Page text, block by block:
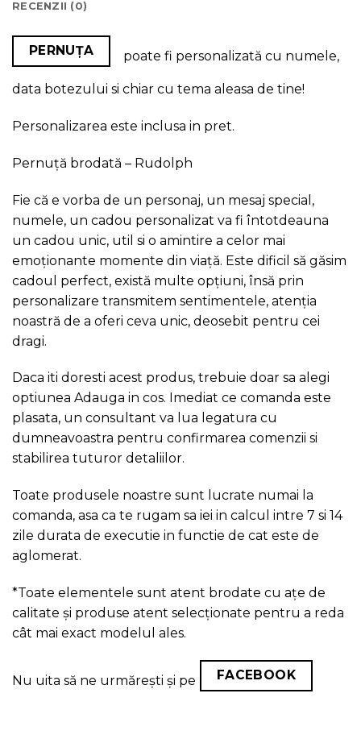
RECENZII (0)
PERNUȚA poate fi personalizată cu numele,
data botezului si chiar cu tema aleasa de tine!
Personalizarea este inclusa in pret.
Pernuță brodată – Rudolph
Fie că e vorba de un personaj, un mesaj special,
numele, un cadou personalizat va fi întotdeauna
un cadou unic, util si o amintire a celor mai
emoționante momente din viață. Este dificil să găsim
cadoul perfect, există multe opțiuni, însă prin
personalizare transmitem sentimentele, atenția
noastră de a oferi ceva unic, deosebit pentru cei
dragi.
Daca iti doresti acest produs, trebuie doar sa alegi
optiunea Adauga in cos. Imediat ce comanda este
plasata, un consultant va lua legatura cu
dumneavoastra pentru confirmarea comenzii si
stabilirea tuturor detaliilor.
Toate produsele noastre sunt lucrate numai la
comanda, asa ca te rugam sa iei in calcul intre 7 si 14
zile durata de executie in functie de cat este de
aglomerat.
*Toate elementele sunt atent brodate cu ațe de
calitate și produse atent selecționate pentru a reda
cât mai exact modelul ales.
Nu uita să ne urmărești și pe FACEBOOK